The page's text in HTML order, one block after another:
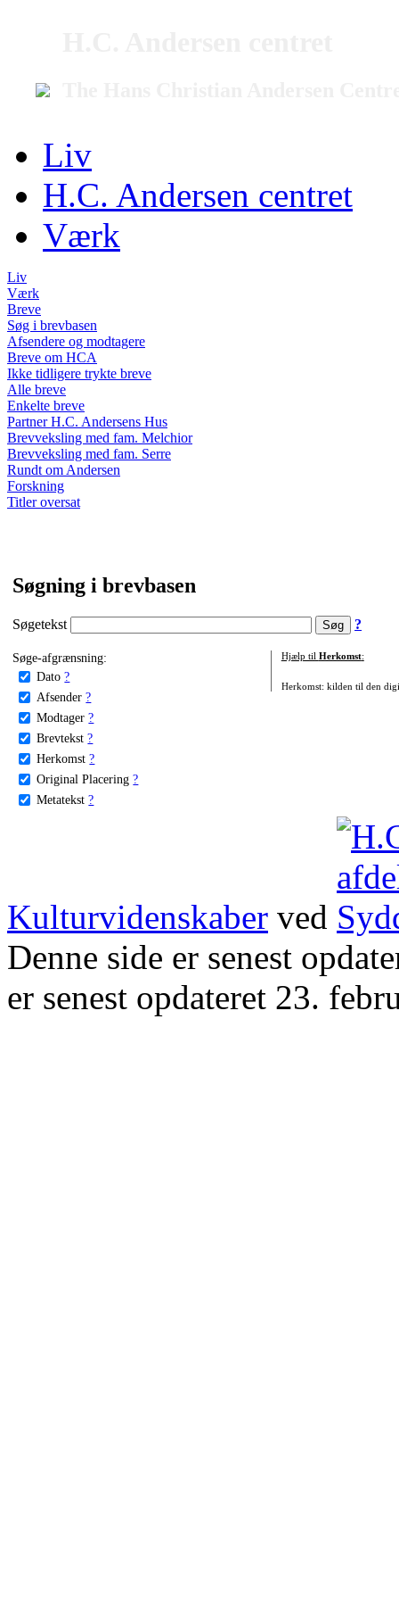
Liv
H.C. Andersen centret
Værk
Liv
Værk
Breve
Søg i brevbasen
Afsendere og modtagere
Breve om HCA
Ikke tidligere trykte breve
Alle breve
Enkelte breve
Partner H.C. Andersens Hus
Brevveksling med fam. Melchior
Brevveksling med fam. Serre
Rundt om Andersen
Forskning
Titler oversat
Søgning i brevbasen
Søgetekst ?
Søge-afgrænsning:
Dato ?
Afsender ?
Modtager ?
Brevtekst ?
Herkomst ?
Original Placering ?
Metatekst ?
Hjælp til Herkomst:
Herkomst: kilden til den
Kulturvidenskaber ved
Denne side er senest
er senest opdateret 23.